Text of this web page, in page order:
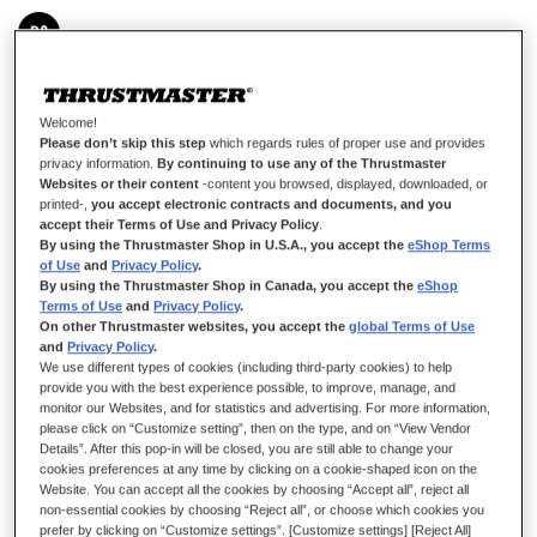
Module droit pour configuration co-pilote/droitier
8,99 €
AJOUTER AU PANIER
Ajouter aux favoris
Soyez le premier à commenter ce produit
Détails
Module permettant d’avoir le bouton standard en position co-
Welcome!
Please don’t skip this step which regards rules of proper use and provides
privacy information.By continuing to use any of the Thrustmaster
Websites or their content -content you browsed, displayed, downloaded, or
printed-,you accept electronic contracts and documents, and you
accept their Terms of Use and Privacy Policy
By using the Thrustmaster Shop in U.S.A., you accept theeShop Terms
of Use andPrivacy Policy.
By using the Thrustmaster Shop in Canada, you accept theeShop
Terms of Use andPrivacy Policy.
On other Thrustmaster websites, you accept theglobal Terms of Use
andPrivacy Policy.
We use different types of cookies (including third-party cookies) to help
provide you with the best experience possible, to improve, manage, and
monitor our Websites, and for statistics and advertising. For more information,
please click on “Customize setting”, then on the type, and on “View Vendor
Details”. After this pop-in will be closed, you are still able to change your
cookies preferences at any time by clicking on a cookie-shaped icon on the
Website. You can accept all the cookies by choosing “Accept all”, reject all
non-essential cookies by choosing “Reject all”, or choose which cookies you
prefer by clicking on “Customize settings”. [Customize settings] [Reject All]